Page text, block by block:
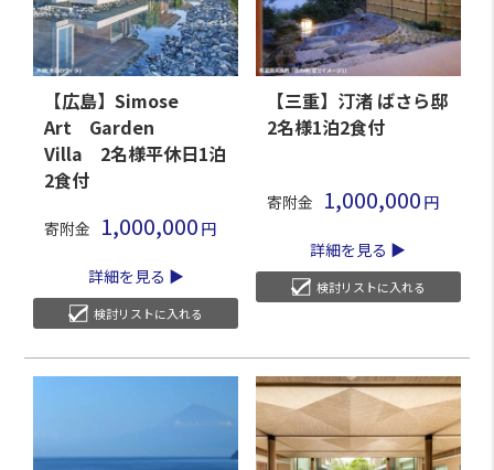
【広島】Simose
Art Garden
Villa 2名様平休日1泊
2食付
寄附金 1,000,000
詳細を見る
検討リストに入れる
【三重】汀渚 ばさら邸
2名様1泊2食付
寄附金 1,000,000
詳細を見る
検討リストに入れる